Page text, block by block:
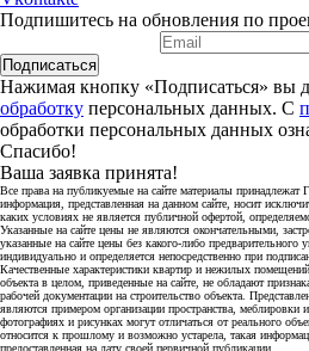
Подпишитесь на обновления по
Подписаться
Нажимая кнопку «Подписаться» вы
обработку персональных данных. С
обработки персональных данных
Спасибо!
Ваша заявка принята!
Все права на публикуемые на сайте материалы
информация, представленная на данном сайте, носит
каких условиях не является публичной офертой,
Указанные на сайте цены не являются окончательными,
указанные на сайте цены без какого-либо
индивидуально и определяется непосредственно при
Качественные характеристики квартир и нежилых
объекта в целом, приведенные на сайте, не обладают
рабочей документации на строительство объекта.
являются примером организации пространства, меблировки
фотографиях и рисунках могут отличаться от реального
относится к прошлому и возможно устарела, такая
предоставленная на дату своей первичной публикации